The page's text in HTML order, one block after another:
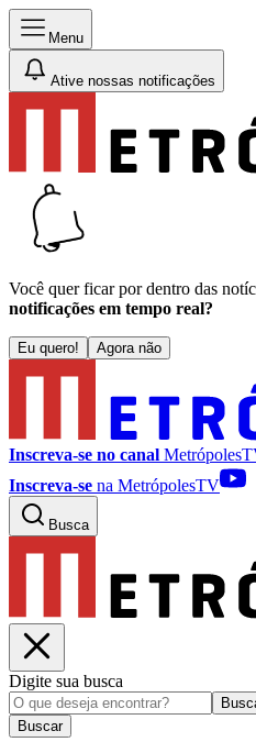
Menu
Ative nossas notificações
Você quer ficar por dentro das
notificações em tempo real?
Eu quero! Agora não
Inscreva-se no canal
Inscreva-se na MetrópolesTV
Busca
Digite sua busca
Buscar